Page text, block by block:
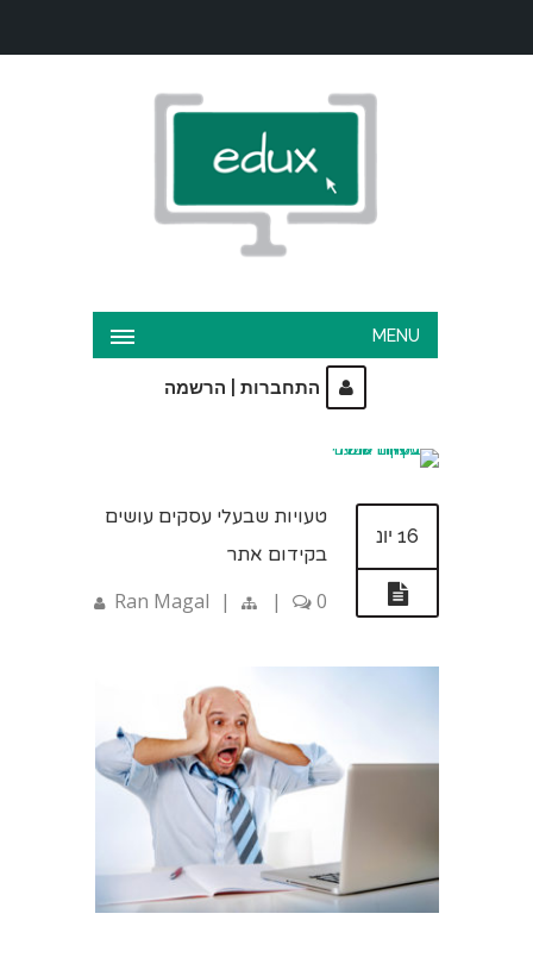
MENU
התחברות הרשמה
16 יונ
טעויות שבעלי עסקים עושים
בקידום אתר
Ran Magal | | 0